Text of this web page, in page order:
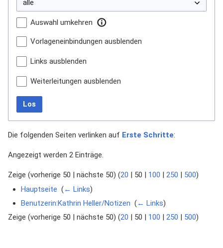
Auswahl umkehren
Vorlageneinbindungen ausblenden
Links ausblenden
Weiterleitungen ausblenden
Los
Die folgenden Seiten verlinken auf Erste Schritte:
Angezeigt werden 2 Einträge.
Zeige (vorherige 50 nächste 50) (20 50 100 250 500)
Hauptseite (← Links)
Benutzerin:Kathrin Heller/Notizen (← Links)
Zeige (vorherige 50 | nächste 50) (20 | 50 | 100 | 250 | 500)